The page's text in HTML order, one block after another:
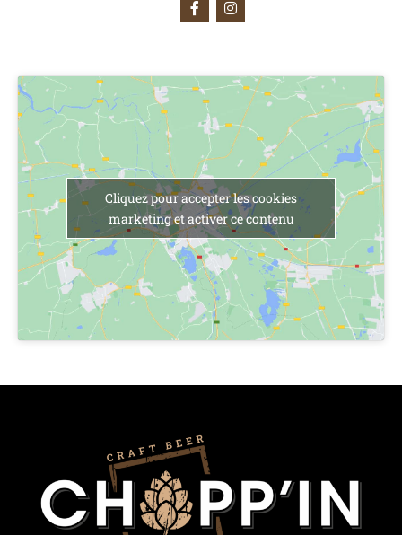
Cliquez pour accepter les cookies
marketing et activer ce contenu